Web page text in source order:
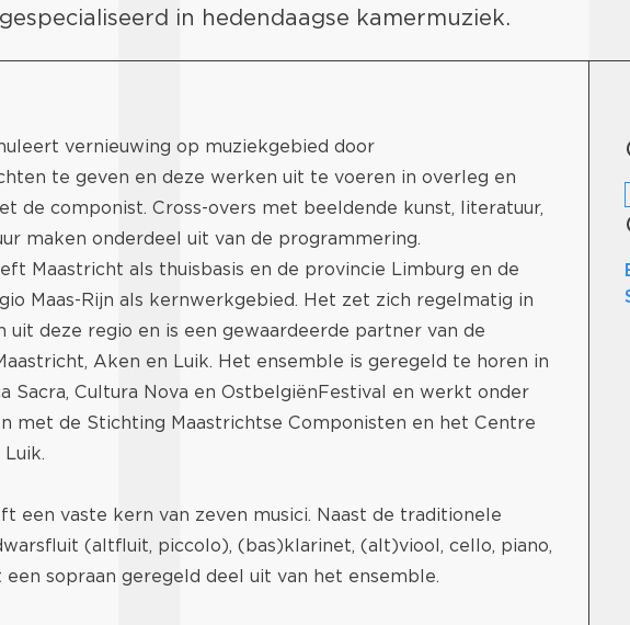
gespecialiseerd in hedendaagse kamermuziek.
vernieuwing op muziekgebied door
te geven en deze werken uit te voeren in overleg en
de componist. Cross-overs met beeldende kunst, literatuur,
maken onderdeel uit van de programmering.
Maastricht als thuisbasis en de provincie Limburg en de
Maas-Rijn als kernwerkgebied. Het zet zich regelmatig in
uit deze regio en is een gewaardeerde partner van de
Aken en Luik. Het ensemble is geregeld te horen in
Sacra, Cultura Nova en OstbelgiënFestival en werkt onder
met de Stichting Maastrichtse Componisten en het Centre
Luik.
een vaste kern van zeven musici. Naast de traditionele
(altfluit, piccolo), (bas)klarinet, (alt)viool, cello, piano,
een sopraan geregeld deel uit van het ensemble.